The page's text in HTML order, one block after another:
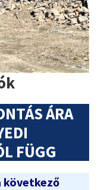
ÁRA
FÜGG
következő